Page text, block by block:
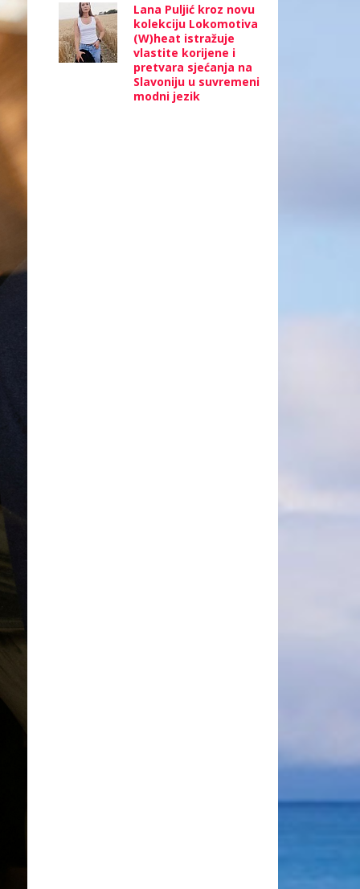
Lana Puljić kroz novu
kolekciju Lokomotiva
(W)heat istražuje
vlastite korijene i
pretvara sjećanja na
Slavoniju u suvremeni
modni jezik